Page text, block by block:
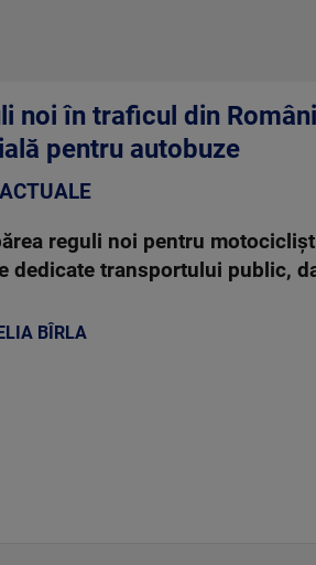
noi în traficul din
pentru autobuze
reguli noi pentru
dedicate transportului public,
BÎRLA